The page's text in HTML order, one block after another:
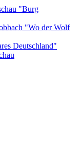
"Burg
"Wo der Wolf
Deutschland"